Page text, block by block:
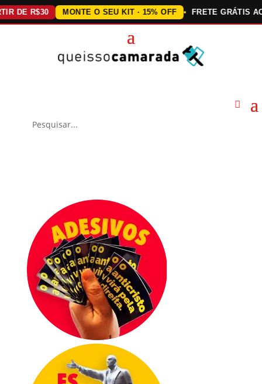
R$30 MONTE O SEU KIT · 15% OFF FRETE GRÁTIS ACIMA